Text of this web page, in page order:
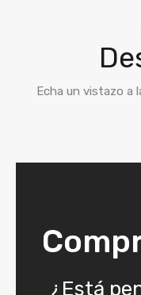
Echa un vistazo a
¿Está